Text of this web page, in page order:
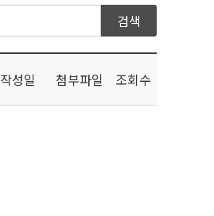
작성일 첨부파일 조회수